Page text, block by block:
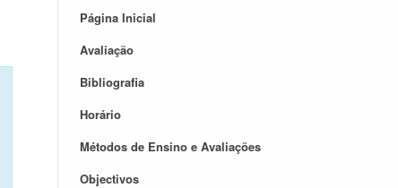
Página Inicial
Avaliação
Bibliografia
Horário
Métodos de Ensino e Avaliações
Objectivos